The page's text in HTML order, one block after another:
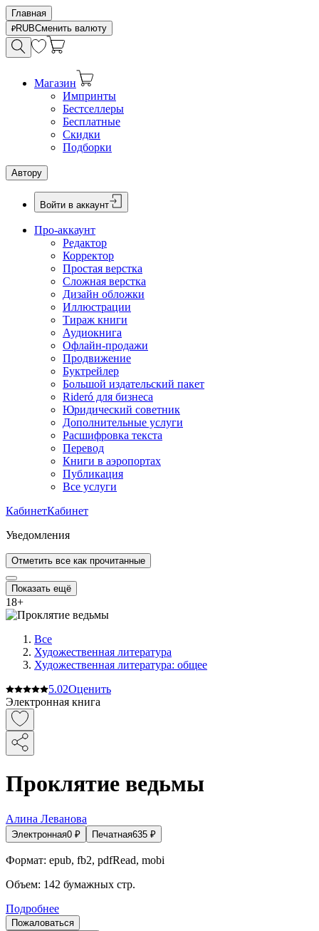
Главная
RUBСменить валюту
Магазин
Импринты
Бестселлеры
Бесплатные
Скидки
Подборки
Автору
Войти в аккаунт
Про-аккаунт
Редактор
Корректор
Простая верстка
Сложная верстка
Дизайн обложки
Иллюстрации
Тираж книги
Аудиокнига
Офлайн-продажи
Продвижение
Буктрейлер
Большой издательский пакет
Rideró для бизнеса
Юридический советник
Дополнительные услуги
Расшифровка текста
Перевод
Книги в аэропортах
Публикация
Все услуги
КабинетКабинет
Уведомления
Отметить все как прочитанные
Показать ещё
18+
Все
Художественная литература
Художественная литература: общее
5.02Оценить
Электронная книга
Проклятие ведьмы
Алина Леванова
Электронная0 ₽ Печатная635 ₽
Формат: epub, fb2, pdfRead, mobi
Объем: 142 бумажных стр.
Подробнее
Пожаловаться